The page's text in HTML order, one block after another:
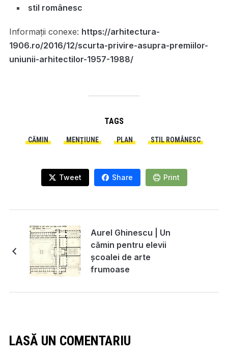
stil românesc
Informații conexe: https://arhitectura-
1906.ro/2016/12/scurta-privire-asupra-premiilor-
uniunii-arhitectilor-1957-1988/
TAGS
CĂMIN MENȚIUNE PLAN STIL ROMÂNESC
Tweet Share Print
Aurel Ghinescu | Un
cămin pentru elevii
școalei de arte
frumoase
LASĂ UN COMENTARIU